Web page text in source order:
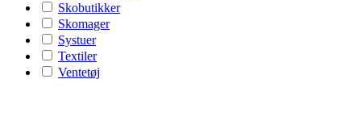
Skobutikker
Skomager
Systuer
Textiler
Ventetøj